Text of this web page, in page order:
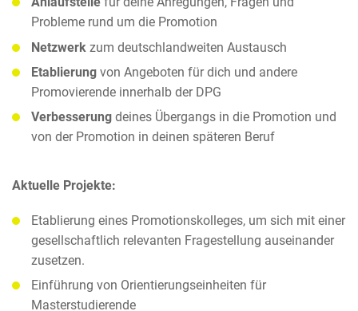
Probleme rund um die Promotion
Netzwerk zum deutschlandweiten Austausch
Etablierung von Angeboten für dich und andere
Promovierende innerhalb der DPG
Verbesserung deines Übergangs in die Promotion und
von der Promotion in deinen späteren Beruf
Aktuelle Projekte:
Etablierung eines Promotionskolleges, um sich mit einer
gesellschaftlich relevanten Fragestellung auseinander
zusetzen.
Einführung von Orientierungseinheiten für
Masterstudierende